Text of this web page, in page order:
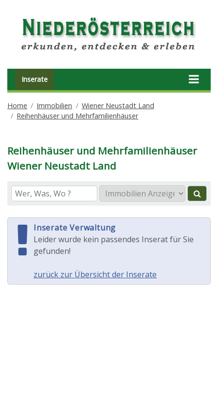
Inserate
Home Immobilien
Wiener Neustadt Land
Reihenhäuser und Mehrfamilienhäuser
Reihenhäuser und Mehrfamilienhäuser
Wiener Neustadt Land
Inserate Verwaltung
Leider wurde kein passendes Inserat für Sie
gefunden!
zurück zur Übersicht der Inserate